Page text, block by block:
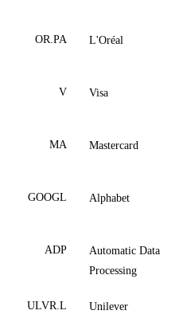
OR.PA L'Oréal
V Visa
MA Mastercard
GOOGL Alphabet
ADP
Automatic Data
Processing
ULVR.L Unilever